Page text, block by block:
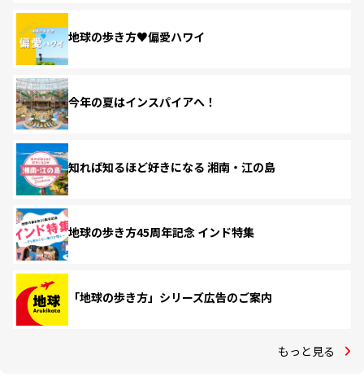
地球の歩き方♥偏愛ハワイ
今年の夏はインスパイアへ！
知れば知るほど好きになる 湘南・江の島
地球の歩き方45周年記念 インド特集
「地球の歩き方」シリーズ広告のご案内
もっと見る